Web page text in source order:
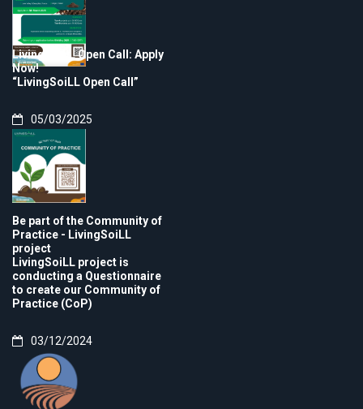
LivingSoiLL Open Call: Apply
Now!
“LivingSoiLL Open Call”
05/03/2025
Be part of the Community of
Practice - LivingSoiLL
project
LivingSoiLL project is
conducting a Questionnaire
to create our Community of
Practice (CoP)
03/12/2024